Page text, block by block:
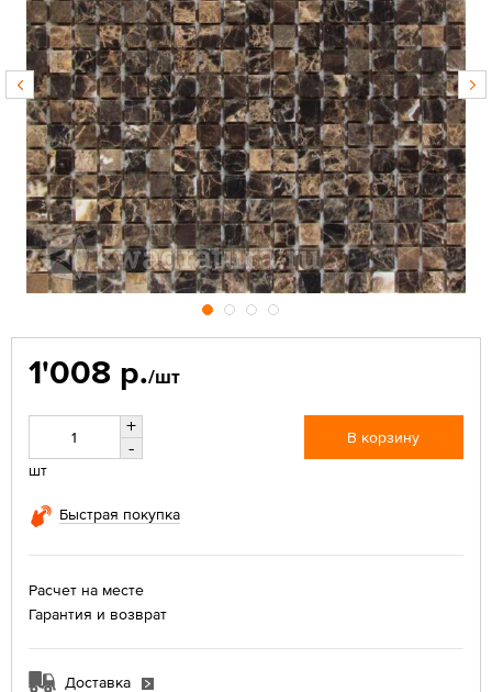
1'008 р./шт
+
-
шт
В корзину
Быстрая покупка
Расчет на месте
Гарантия и возврат
Доставка